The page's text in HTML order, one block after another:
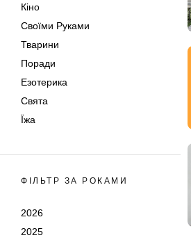
Кіно
Своїми Руками
Тварини
Поради
Езотерика
Свята
Їжа
ФІЛЬТР ЗА РОКАМИ
2026
2025